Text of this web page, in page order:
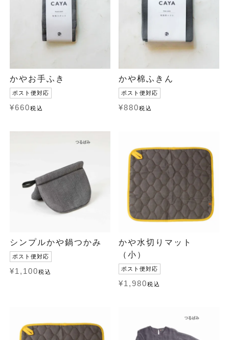
かやお手ふき
ポスト便対応
¥660税込
かや棉ふきん
ポスト便対応
¥880税込
シンプルかや鍋つかみ
ポスト便対応
¥1,100税込
かや水切りマット
（小）
ポスト便対応
¥1,980税込